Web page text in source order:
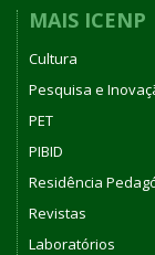
MAIS ICENP
Cultura
Pesquisa e
PET
PIBID
Residência
Revistas
Laboratórios